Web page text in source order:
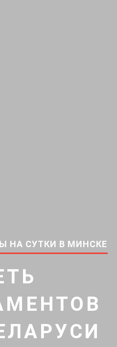
НА СУТКИ В МИНСКЕ